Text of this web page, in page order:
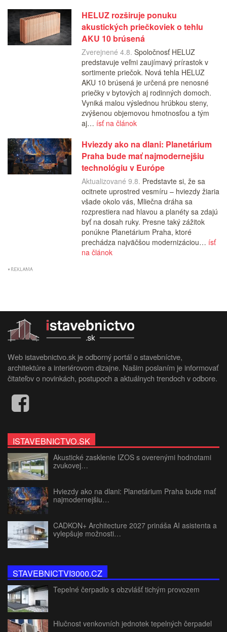
HELUZ rozširuje ponuku
akustických priečkoviek o tehlu
AKU 10 brúsená
Zverejnené 4.8. Spoločnosť HELUZ
predstavuje veľmi zaujímavý prírastok v
sortimente priečok. Nová tehla HELUZ
AKU 10 brúsená je určená pre nenosné
priečky v bytových aj rodinných domoch.
Vyniká malou výslednou hrúbkou steny,
zvýšenou objemovou hmotnosťou a tým
aj… ísť na článok
Hviezdy ako na dlani: Planetárium
Praha bude mať najmodernejšiu
technológiu v Európe
Aktualizované 9.8. Predstavte si, že sa
ocitnete uprostred vesmíru – hviezdy žiaria
všade okolo vás, Mliečna dráha sa
rozprestiera nad hlavou a planéty sa zdajú
byť na dosah ruky. Presne taký zážitok
ponúkne Planetárium Praha, ktoré
prechádza najväčšou modernizáciou… ísť
na článok
Web istavebnictvo.sk je odborný portál o stavebníctve,
architektúre a interiérovom dizajne. Našim poslaním je informovať
čitateľov o novinkách, postupoch a aktuálnych trendoch v odbore.
ISTAVEBNICTVO.SK
Akustické zasklenie IZOS s overenými hodnotami
zvukovej…
Hviezdy ako na dlani: Planetárium Praha bude mať
najmodernejšiu…
CADKON+ Architecture 2027 prináša AI asistenta a
vylepšuje možnosti…
STAVEBNICTVI3000.CZ
Tepelné čerpadlo s obzvlášť tichým provozem
Hlučnost venkovních jednotek tepelných čerpadel